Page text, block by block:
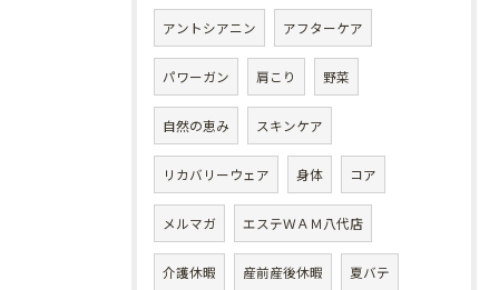
アントシアニン アフターケア
パワーガン 肩こり 野菜
自然の恵み スキンケア
リカバリーウェア 身体 コア
メルマガ エステＷＡＭ八代店
介護休暇 産前産後休暇 夏バテ